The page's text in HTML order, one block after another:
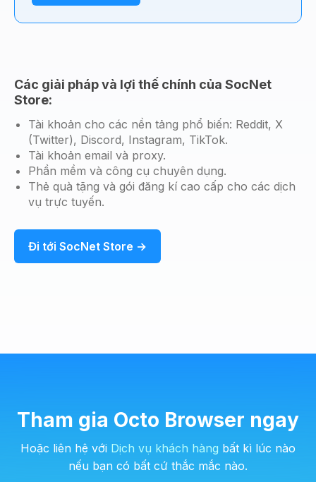
Các giải pháp và lợi thế chính của SocNet
Store:
Tài khoản cho các nền tảng phổ biến: Reddit, X
(Twitter), Discord, Instagram, TikTok.
Tài khoản email và proxy.
Phần mềm và công cụ chuyên dụng.
Thẻ quà tặng và gói đăng kí cao cấp cho các dịch
vụ trực tuyến.
Đi tới SocNet Store →
Tham gia Octo Browser ngay
Hoặc liên hệ với Dịch vụ khách hàng bất kì lúc nào
nếu bạn có bất cứ thắc mắc nào.